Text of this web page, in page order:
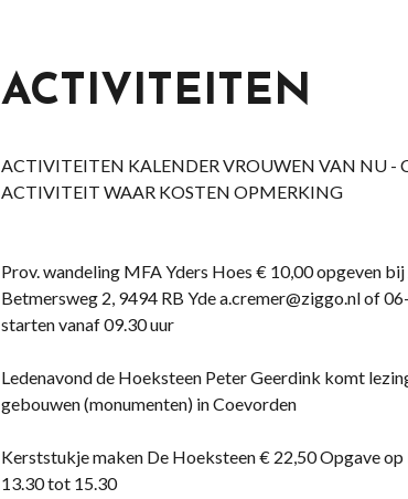
ACTIVITEITEN
ACTIVITEITEN KALENDER VROUWEN VAN NU -
ACTIVITEIT WAAR KOSTEN OPMERKING
Prov. wandeling MFA Yders Hoes € 10,00 opgeven
Betmersweg 2, 9494 RB Yde a.cremer@ziggo.nl of
starten vanaf 09.30 uur
Ledenavond de Hoeksteen Peter Geerdink komt
gebouwen (monumenten) in Coevorden
Kerststukje maken De Hoeksteen € 22,50 Opgave
13.30 tot 15.30